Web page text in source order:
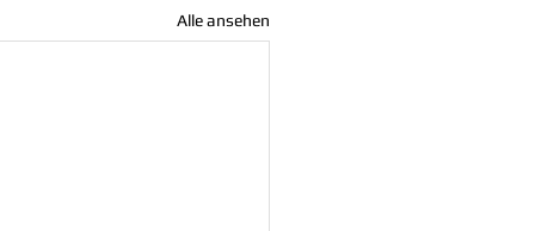
Alle ansehen